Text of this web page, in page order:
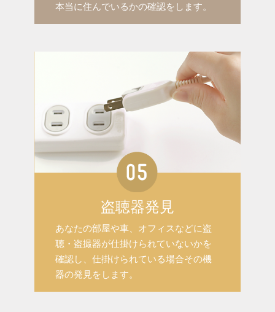
本当に住んでいるかの確認をします。
盗聴器発見
あなたの部屋や車、オフィスなどに盗
聴・盗撮器が仕掛けられていないかを
確認し、仕掛けられている場合その機
器の発見をします。